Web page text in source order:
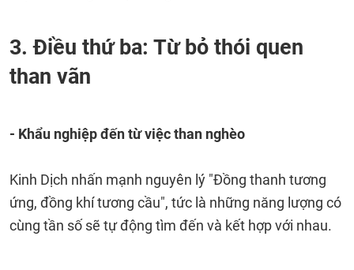
3. Điều thứ ba: Từ bỏ thói quen
than vãn
- Khẩu nghiệp đến từ việc than nghèo
Kinh Dịch nhấn mạnh nguyên lý "Đồng thanh tương
ứng, đồng khí tương cầu", tức là những năng lượng có
cùng tần số sẽ tự động tìm đến và kết hợp với nhau.